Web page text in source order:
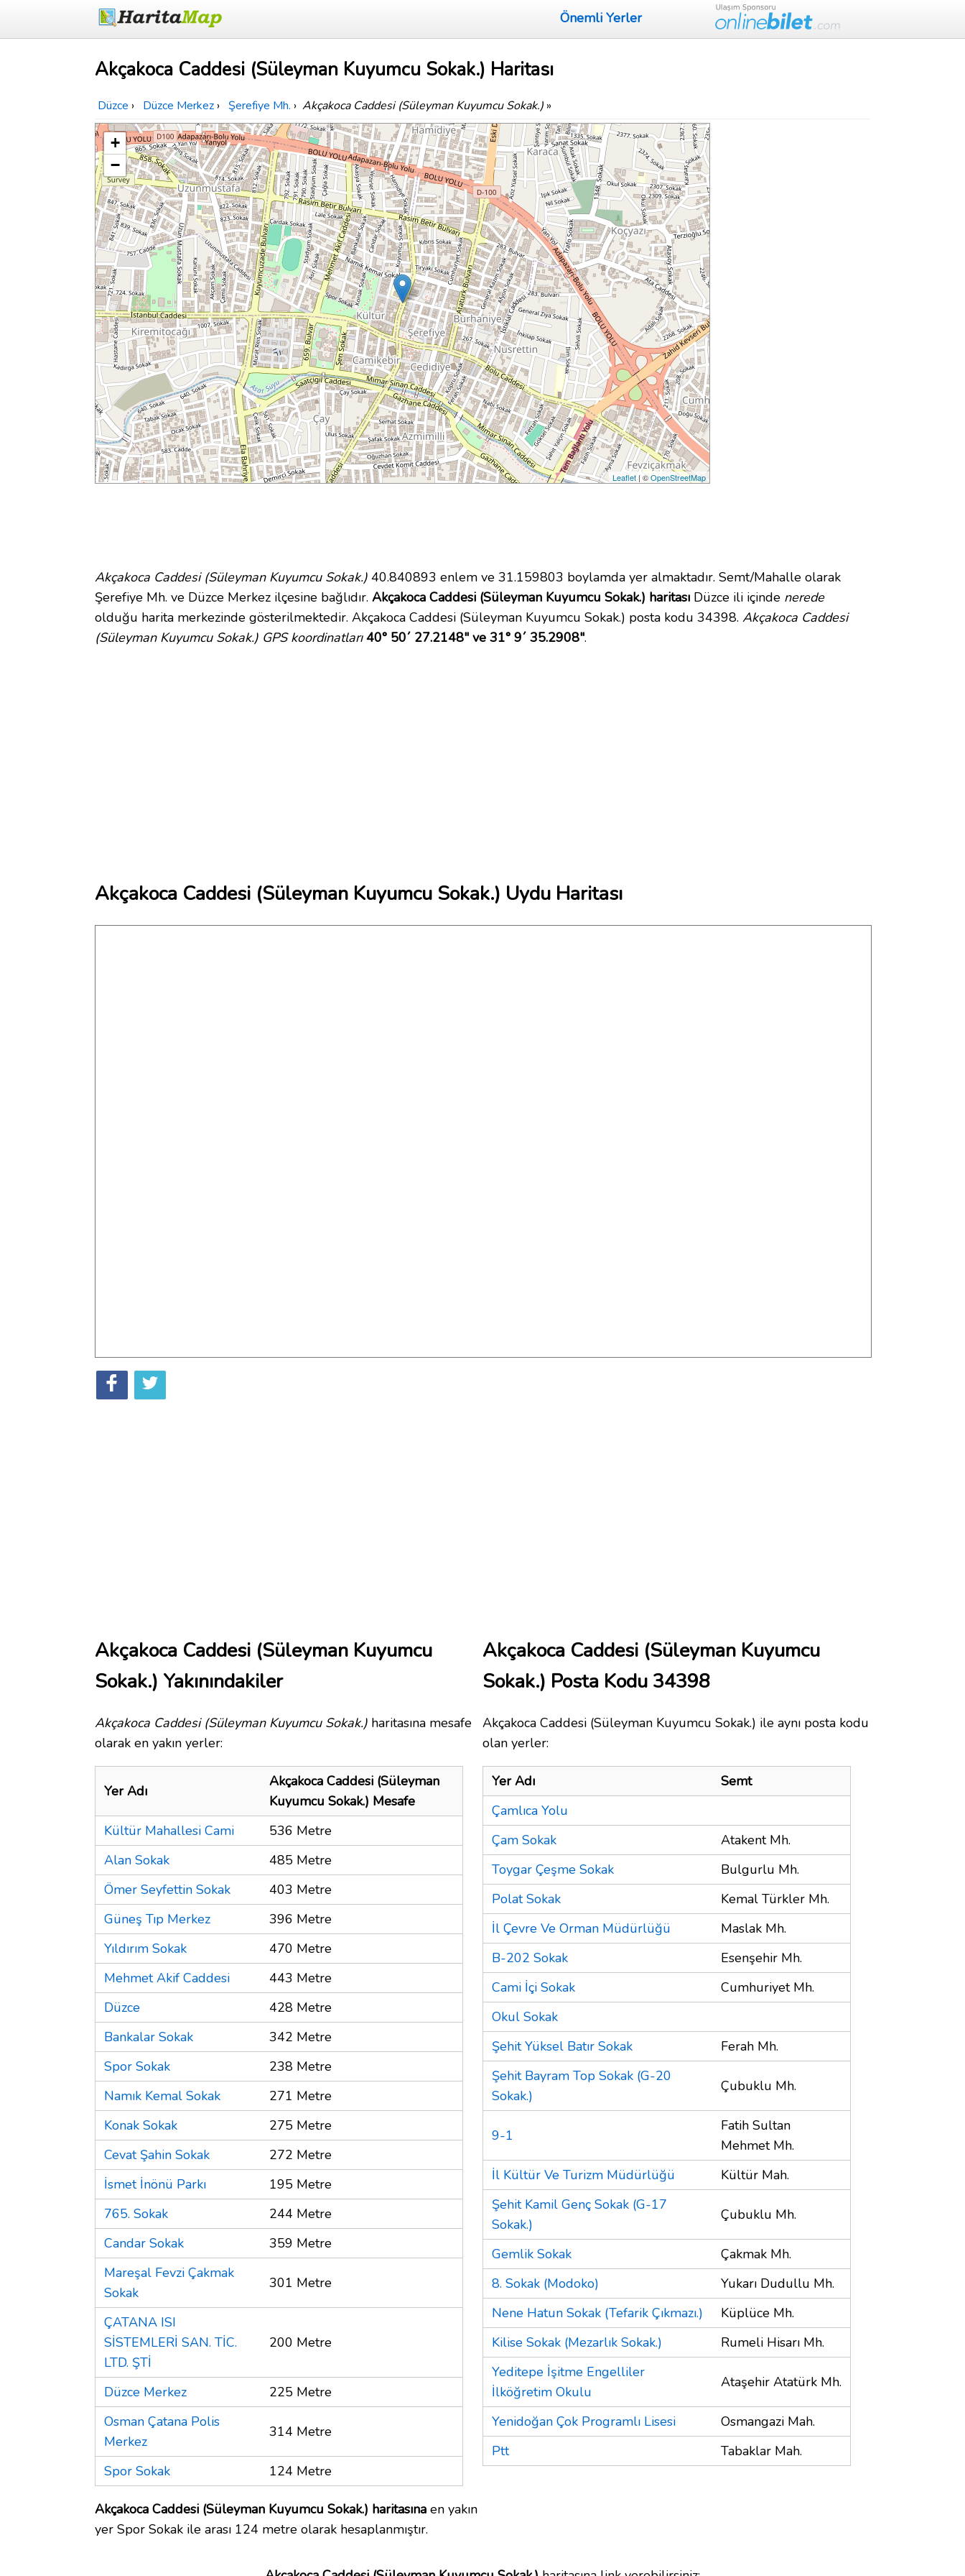
Önemli Yerler
Akçakoca Caddesi (Süleyman Kuyumcu Sokak.) Haritası
Düzce › Düzce Merkez › Şerefiye Mh. › Akçakoca Caddesi (Süleyman Kuyumcu Sokak.) »
+
−
Leaflet | ©OpenStreetMap
Akçakoca Caddesi (Süleyman Kuyumcu Sokak.) 40.840893 enlem ve 31.159803 boylamda yer almaktadır. Semt/Mahalle olarak
Şerefiye Mh. ve Düzce Merkez ilçesine bağlıdır. Akçakoca Caddesi (Süleyman Kuyumcu Sokak.) haritası Düzce ili içinde nerede
olduğu harita merkezinde gösterilmektedir. Akçakoca Caddesi (Süleyman Kuyumcu Sokak.) posta kodu 34398. Akçakoca Caddesi
(Süleyman Kuyumcu Sokak.) GPS koordinatları 40° 50´ 27.2148" ve 31° 9´ 35.2908".
Akçakoca Caddesi (Süleyman Kuyumcu Sokak.) Uydu Haritası
Akçakoca Caddesi (Süleyman Kuyumcu
Sokak.) Yakınındakiler
Akçakoca Caddesi (Süleyman Kuyumcu Sokak.) haritasına mesafe
olarak en yakın yerler:
Yer Adı
Akçakoca Caddesi (Süleyman
Kuyumcu Sokak.) Mesafe
Kültür Mahallesi Cami
536 Metre
Alan Sokak
485 Metre
Ömer Seyfettin Sokak
403 Metre
Güneş Tıp Merkez
396 Metre
Yıldırım Sokak
470 Metre
Mehmet Akif Caddesi
443 Metre
Düzce
428 Metre
Bankalar Sokak
342 Metre
Spor Sokak
238 Metre
Namık Kemal Sokak
271 Metre
Konak Sokak
275 Metre
Cevat Şahin Sokak
272 Metre
İsmet İnönü Parkı
195 Metre
765. Sokak
244 Metre
Candar Sokak
359 Metre
Mareşal Fevzi Çakmak
Sokak
301 Metre
ÇATANA ISI
SİSTEMLERİ SAN. TİC.
LTD. ŞTİ
200 Metre
Düzce Merkez
225 Metre
Osman Çatana Polis
Merkez
314 Metre
Spor Sokak 124 Metre
Akçakoca Caddesi (Süleyman Kuyumcu Sokak.) haritasına en yakın
yer Spor Sokak ile arası 124 metre olarak hesaplanmıştır.
Akçakoca Caddesi (Süleyman Kuyumcu
Sokak.) Posta Kodu 34398
Akçakoca Caddesi (Süleyman Kuyumcu Sokak.) ile aynı posta kodu
olan yerler:
Yer Adı
Semt
Çamlıca Yolu
Çam Sokak
Atakent Mh.
Toygar Çeşme Sokak
Bulgurlu Mh.
Polat Sokak
Kemal Türkler Mh.
İl Çevre Ve Orman Müdürlüğü
Maslak Mh.
B-202 Sokak
Esenşehir Mh.
Cami İçi Sokak
Cumhuriyet Mh.
Okul Sokak
Şehit Yüksel Batır Sokak
Ferah Mh.
Şehit Bayram Top Sokak (G-20
Sokak.)
Çubuklu Mh.
9-1
Fatih Sultan
Mehmet Mh.
İl Kültür Ve Turizm Müdürlüğü
Kültür Mah.
Şehit Kamil Genç Sokak (G-17
Sokak.)
Çubuklu Mh.
Gemlik Sokak
Çakmak Mh.
8. Sokak (Modoko)
Yukarı Dudullu Mh.
Nene Hatun Sokak (Tefarik Çıkmazı.)
Küplüce Mh.
Kilise Sokak (Mezarlık Sokak.)
Rumeli Hisarı Mh.
Yeditepe İşitme Engelliler
İlköğretim Okulu
Ataşehir Atatürk Mh.
Yenidoğan Çok Programlı Lisesi
Osmangazi Mah.
Ptt
Tabaklar Mah.